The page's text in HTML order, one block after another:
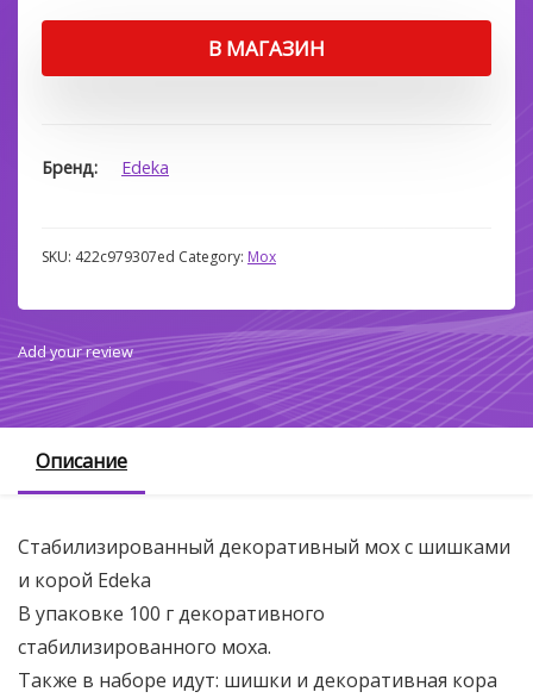
В МАГАЗИН
Бренд Edeka
SKU: 422c979307ed Category: Мох
Add your review
Описание
Стабилизированный декоративный мох с шишками
и корой Edeka
В упаковке 100 г декоративного
стабилизированного моха.
Также в наборе идут: шишки и декоративная кора